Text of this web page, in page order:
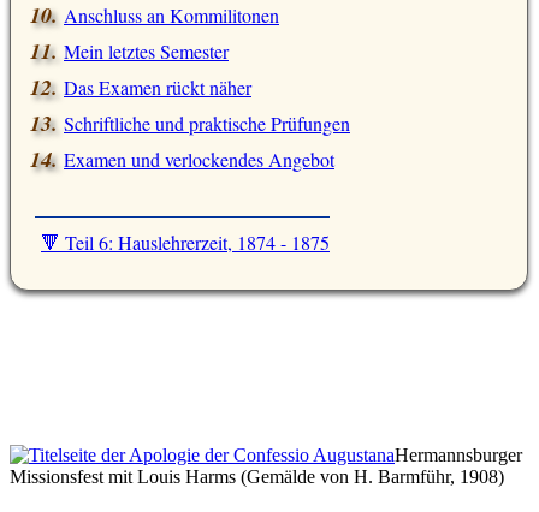
Anschluss an Kommilitonen
Mein letztes Semester
Das Examen rückt näher
Schriftliche und praktische Prüfungen
Examen und verlockendes Angebot
🔻 Teil 6: Hauslehrerzeit, 1874 - 1875
Hermannsburger
Missionsfest mit Louis Harms (Gemälde von H. Barmführ, 1908)